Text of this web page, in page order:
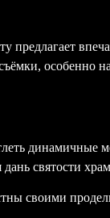
предлагает
особенно
святости
своими